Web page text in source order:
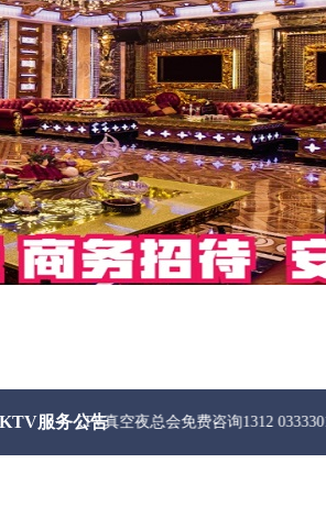
服务公告
真空夜总会免费咨询1312 0333301微信同步！